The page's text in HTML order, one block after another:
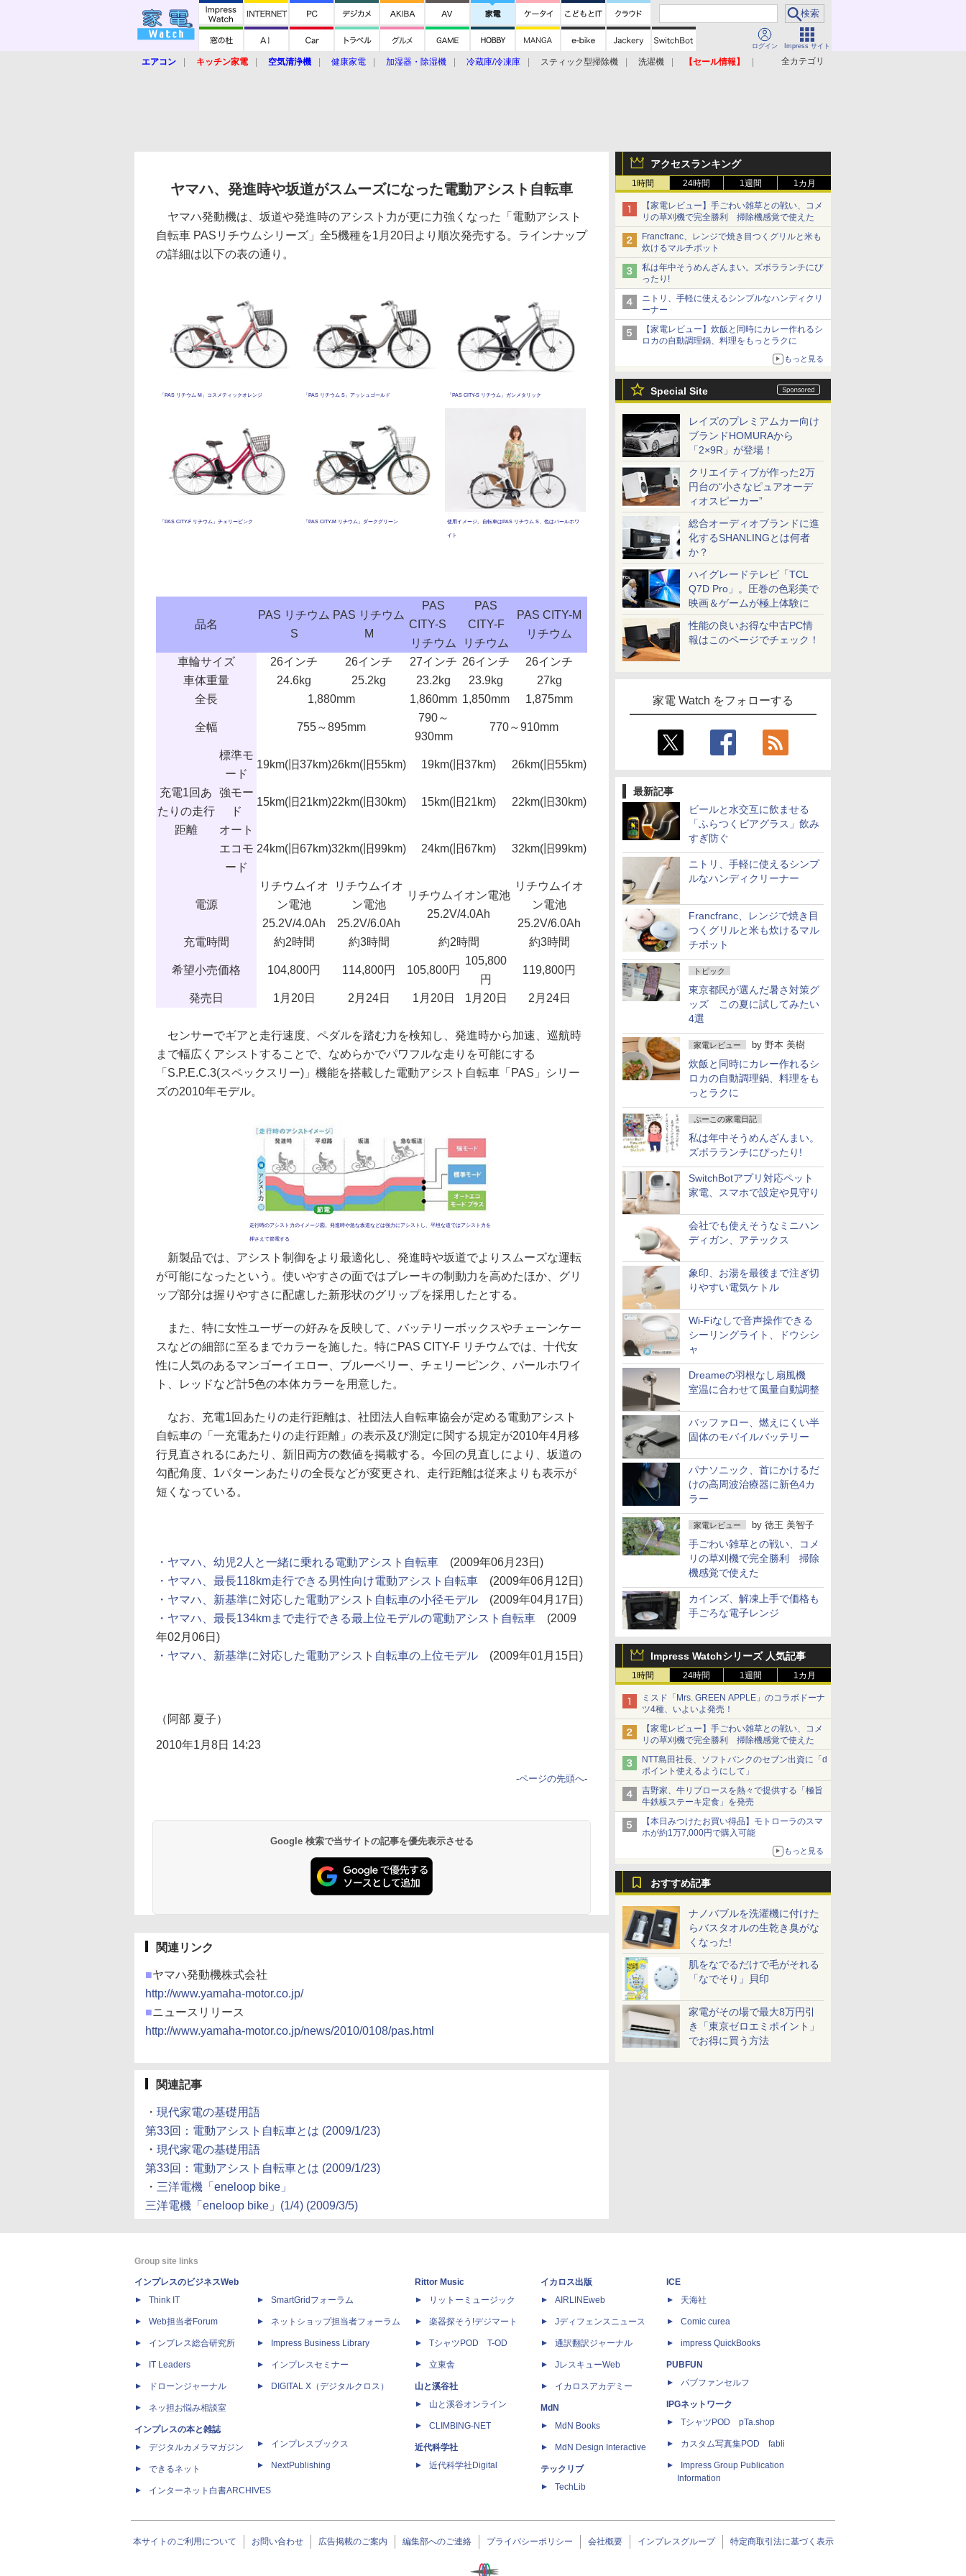
ログイン Impress サイト
全カテゴリ
エアコン キッチン家電 空気清浄機 健康家電 加湿器・除湿機 冷蔵庫/冷凍庫 スティック型掃除機 洗濯機
【セール情報】
アクセスランキング
1時間 24時間 1週間 1カ月
【家電レビュー】手ごわい雑草との戦い、コメ
リの草刈機で完全勝利 掃除機感覚で使えた
Francfranc、レンジで焼き目つくグリルと米も
炊けるマルチポット
私は年中そうめんざんまい。ズボラランチにぴ
ったり!
ニトリ、手軽に使えるシンプルなハンディクリ
ーナー
【家電レビュー】炊飯と同時にカレー作れるシ
ロカの自動調理鍋、料理をもっとラクに
もっと見る
Special Site
レイズのプレミアムカー向け
ブランドHOMURAから
「2×9R」が登場！
クリエイティブが作った2万
円台の“小さなピュアオーデ
ィオスピーカー”
総合オーディオブランドに進
化するSHANLINGとは何者
か？
ハイグレードテレビ「TCL
Q7D Pro」。圧巻の色彩美で
映画＆ゲームが極上体験に
性能の良いお得な中古PC情
報はこのページでチェック！
家電 Watch をフォローする
最新記事
ビールと水交互に飲ませる
「ふらつくビアグラス」飲み
すぎ防ぐ
ニトリ、手軽に使えるシンプ
ルなハンディクリーナー
Francfranc、レンジで焼き目
つくグリルと米も炊けるマル
チポット
トピック
東京都民が選んだ暑さ対策グ
ッズ この夏に試してみたい
4選
家電レビュー by 野本 美樹
炊飯と同時にカレー作れるシ
ロカの自動調理鍋、料理をも
っとラクに
ぷーこの家電日記
私は年中そうめんざんまい。
ズボラランチにぴったり!
SwitchBotアプリ対応ペット
家電、スマホで設定や見守り
会社でも使えそうなミニハン
ディガン、アテックス
象印、お湯を最後まで注ぎ切
りやすい電気ケトル
Wi-Fiなしで音声操作できる
シーリングライト、ドウシシ
ャ
Dreameの羽根なし扇風機
室温に合わせて風量自動調整
バッファロー、燃えにくい半
固体のモバイルバッテリー
パナソニック、首にかけるだ
けの高周波治療器に新色4カ
ラー
家電レビュー by 徳王 美智子
手ごわい雑草との戦い、コメ
リの草刈機で完全勝利 掃除
機感覚で使えた
カインズ、解凍上手で価格も
手ごろな電子レンジ
Impress Watchシリーズ 人気記事
1時間 24時間 1週間 1カ月
ミスド「Mrs. GREEN APPLE」のコラボドーナ
ツ4種、いよいよ発売！
【家電レビュー】手ごわい雑草との戦い、コメ
リの草刈機で完全勝利 掃除機感覚で使えた
NTT島田社長、ソフトバンクのセブン出資に「d
ポイント使えるようにして」
吉野家、牛リブロースを熱々で提供する「極旨
牛鉄板ステーキ定食」を発売
【本日みつけたお買い得品】モトローラのスマ
ホが約1万7,000円で購入可能
もっと見る
おすすめ記事
ナノバブルを洗濯機に付けた
らバスタオルの生乾き臭がな
くなった!
肌をなでるだけで毛がそれる
「なでそり」貝印
家電がその場で最大8万円引
き「東京ゼロエミポイント」
でお得に買う方法
ヤマハ、発進時や坂道がスムーズになった電動アシスト自転車
ヤマハ発動機は、坂道や発進時のアシスト力が更に力強くなった「電動アシスト
自転車 PASリチウムシリーズ」全5機種を1月20日より順次発売する。ラインナップ
の詳細は以下の表の通り。
「PAS リチウム M」コスメティックオレンジ 「PAS リチウム S」アッシュゴールド 「PAS CITY-S リチウム」ガンメタリック
「PAS CITY-F リチウム」チェリーピンク 「PAS CITY-M リチウム」ダークグリーン 使用イメージ。自転車はPAS リチウム S、色はパールホワ
イト
品名
PAS リチウム
S
PAS リチウム
M
PAS
CITY-S
リチウム
PAS
CITY-F
リチウム
PAS CITY-M
リチウム
車輪サイズ 26インチ 26インチ 27インチ 26インチ
26インチ
車体重量
24.6kg 25.2kg 23.2kg 23.9kg
27kg
全長
1,880mm 1,860mm 1,850mm 1,875mm
全幅 755～895mm
790～
930mm
770～910mm
充電1回あ
たりの走行
距離
標準モ
ード
19km(旧37km)26km(旧55km) 19km(旧37km) 26km(旧55km)
強モー
ド
15km(旧21km)22km(旧30km) 15km(旧21km) 22km(旧30km)
オート
エコモ
ード
24km(旧67km)32km(旧99km) 24km(旧67km) 32km(旧99km)
電源
リチウムイオ
ン電池
25.2V/4.0Ah
リチウムイオ
ン電池
25.2V/6.0Ah
リチウムイオン電池
25.2V/4.0Ah
リチウムイオ
ン電池
25.2V/6.0Ah
充電時間
約2時間 約3時間 約2時間 約3時間
希望小売価格 104,800円 114,800円 105,800円
105,800
円
119,800円
発売日 1月20日 2月24日 1月20日 1月20日 2月24日
センサーでギアと走行速度、ペダルを踏む力を検知し、発進時から加速、巡航時
まで幅広くアシストすることで、なめらかでパワフルな走りを可能にする
「S.P.E.C.3(スペックスリー)」機能を搭載した電動アシスト自転車「PAS」シリー
ズの2010年モデル。
走行時のアシスト力のイメージ図。発進時や急な坂道などは強力にアシストし、平坦な道ではアシスト力を
押さえて節電する
新製品では、アシスト制御をより最適化し、発進時や坂道でよりスムーズな運転
が可能になったという。使いやすさの面ではブレーキの制動力を高めたほか、グリ
ップ部分は握りやすさに配慮した新形状のグリップを採用したとする。
また、特に女性ユーザーの好みを反映して、バッテリーボックスやチェーンケー
スなどの細部に至るまでカラーを施した。特にPAS CITY-F リチウムでは、十代女
性に人気のあるマンゴーイエロー、ブルーベリー、チェリーピンク、パールホワイ
ト、レッドなど計5色の本体カラーを用意した。
なお、充電1回あたりの走行距離は、社団法人自転車協会が定める電動アシスト
自転車の「一充電あたりの走行距離」の表示及び測定に関する規定が2010年4月移
行見直されるにあたり、新旧両方の数値を掲載する。今回の見直しにより、坂道の
勾配角度、1パターンあたりの全長などが変更され、走行距離は従来よりも表示が
短くなっている。
・ヤマハ、幼児2人と一緒に乗れる電動アシスト自転車 (2009年06月23日)
・ヤマハ、最長118km走行できる男性向け電動アシスト自転車 (2009年06月12日)
・ヤマハ、新基準に対応した電動アシスト自転車の小径モデル (2009年04月17日)
・ヤマハ、最長134kmまで走行できる最上位モデルの電動アシスト自転車 (2009
年02月06日)
・ヤマハ、新基準に対応した電動アシスト自転車の上位モデル (2009年01月15日)
（阿部 夏子）
2010年1月8日 14:23
-ページの先頭へ-
Google 検索で当サイトの記事を優先表示させる
関連リンク
■ヤマハ発動機株式会社
http://www.yamaha-motor.co.jp/
■ニュースリリース
http://www.yamaha-motor.co.jp/news/2010/0108/pas.html
関連記事
・ 現代家電の基礎用語
第33回：電動アシスト自転車とは (2009/1/23)
・ 現代家電の基礎用語
第33回：電動アシスト自転車とは (2009/1/23)
・ 三洋電機「eneloop bike」
三洋電機「eneloop bike」(1/4) (2009/3/5)
Group site links
インプレスのビジネスWeb
Think IT
Web担当者Forum
インプレス総合研究所
IT Leaders
ドローンジャーナル
ネッ担お悩み相談室
インプレスの本と雑誌
デジタルカメラマガジン
できるネット
インターネット白書ARCHIVES
SmartGridフォーラム
ネットショップ担当者フォーラム
Impress Business Library
インプレスセミナー
DIGITAL X（デジタルクロス）
インプレスブックス
NextPublishing
Rittor Music
リットーミュージック
楽器探そう!デジマート
TシャツPOD T-OD
立東舎
山と溪谷社
山と溪谷オンライン
CLIMBING-NET
近代科学社
近代科学社Digital
イカロス出版
AIRLINEweb
Jディフェンスニュース
通訳翻訳ジャーナル
JレスキューWeb
イカロスアカデミー
MdN
MdN Books
MdN Design Interactive
テックリブ
TechLib
ICE
天海社
Comic curea
impress QuickBooks
PUBFUN
パブファンセルフ
IPGネットワーク
TシャツPOD pTa.shop
カスタム写真集POD fabli
Impress Group Publication
Information
本サイトのご利用について お問い合わせ 広告掲載のご案内 編集部へのご連絡 プライバシーポリシー 会社概要 インプレスグループ 特定商取引法に基づく表示